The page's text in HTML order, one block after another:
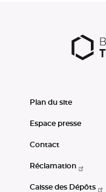
Plan du site
Espace presse
Contact
Réclamation
Caisse des Dépôts